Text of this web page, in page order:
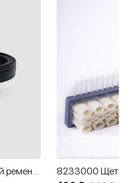
03804029-20 Тонкий кожаный ремень для девочки Черный